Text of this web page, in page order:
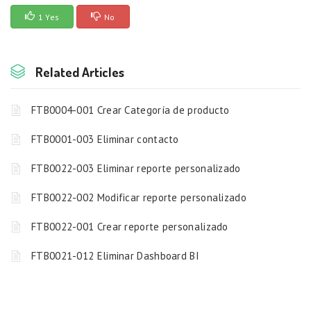
1 Yes No
Related Articles
FTB0004-001 Crear Categoría de producto
FTB0001-003 Eliminar contacto
FTB0022-003 Eliminar reporte personalizado
FTB0022-002 Modificar reporte personalizado
FTB0022-001 Crear reporte personalizado
FTB0021-012 Eliminar Dashboard BI